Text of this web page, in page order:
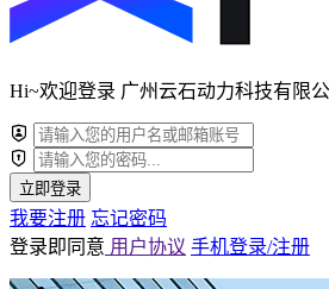
Hi~欢迎登录 广州云石动力科技有限
立即登录
我要注册 忘记密码
登录即同意 用户协议 手机登录/注册